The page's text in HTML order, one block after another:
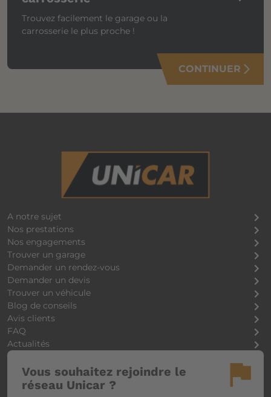
Trouvez facilement le garage ou la
carrosserie le plus proche !
CONTINUER arrow_forward_ios
A notre sujet
Nos prestations
Nos engagements
Trouver un garage
Demander un rendez-vous
Demander un devis
Trouver un véhicule
Blog de conseils
Avis clients
FAQ
Actualités
flag
Vous souhaitez rejoindre le
réseau Unicar ?